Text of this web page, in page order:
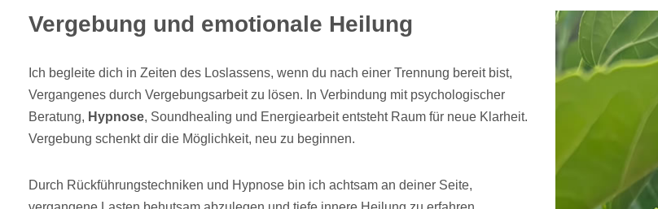
Vergebung und emotionale Heilung
Ich begleite dich in Zeiten des Loslassens, wenn du nach einer Trennung bereit bist,
Vergangenes durch Vergebungsarbeit zu lösen. In Verbindung mit psychologischer
Beratung, Hypnose, Soundhealing und Energiearbeit entsteht Raum für neue Klarheit.
Vergebung schenkt dir die Möglichkeit, neu zu beginnen.
Durch Rückführungstechniken und Hypnose bin ich achtsam an deiner Seite,